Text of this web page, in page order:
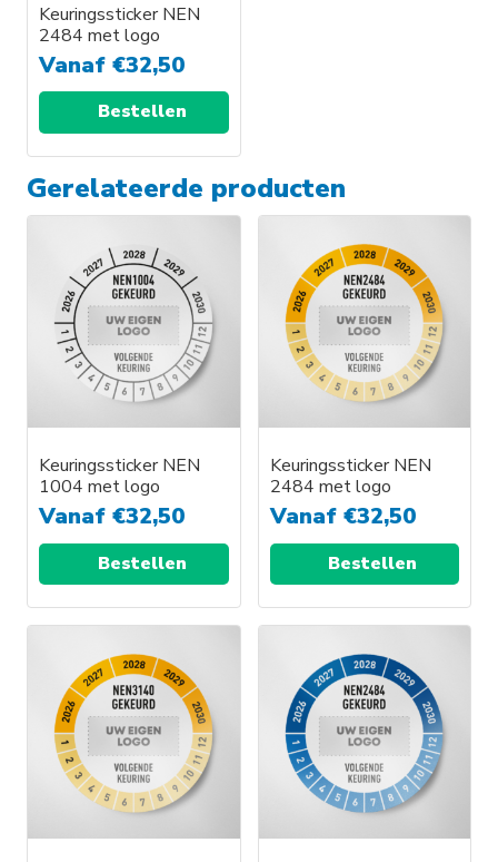
Keuringssticker NEN
2484 met logo
Vanaf €32,50
Bestellen
Gerelateerde producten
Keuringssticker NEN
1004 met logo
Vanaf €32,50
Bestellen
Keuringssticker NEN
2484 met logo
Vanaf €32,50
Bestellen